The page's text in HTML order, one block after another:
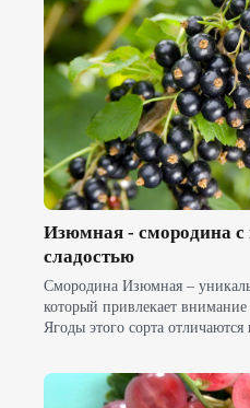
Изюмная - смородина
сладостью
Смородина Изюмная –
который привлекает
Ягоды этого сорта